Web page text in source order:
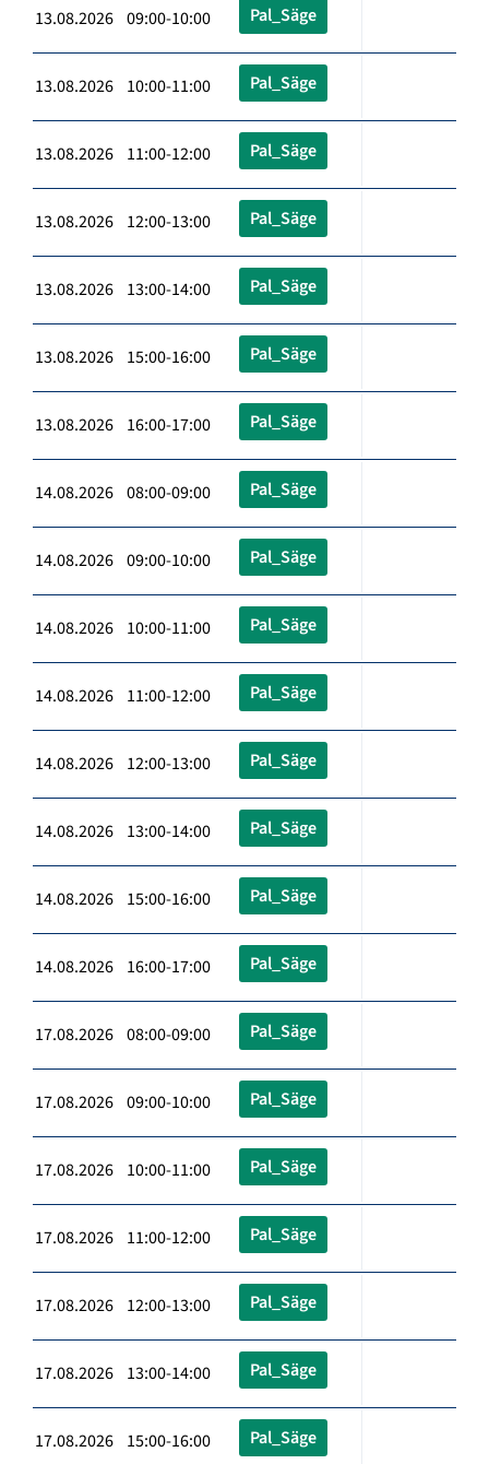
13.08.2026 09:00-10:00 Pal_Säge
13.08.2026 10:00-11:00 Pal_Säge
13.08.2026 11:00-12:00 Pal_Säge
13.08.2026 12:00-13:00 Pal_Säge
13.08.2026 13:00-14:00 Pal_Säge
13.08.2026 15:00-16:00 Pal_Säge
13.08.2026 16:00-17:00 Pal_Säge
14.08.2026 08:00-09:00 Pal_Säge
14.08.2026 09:00-10:00 Pal_Säge
14.08.2026 10:00-11:00 Pal_Säge
14.08.2026 11:00-12:00 Pal_Säge
14.08.2026 12:00-13:00 Pal_Säge
14.08.2026 13:00-14:00 Pal_Säge
14.08.2026 15:00-16:00 Pal_Säge
14.08.2026 16:00-17:00 Pal_Säge
17.08.2026 08:00-09:00 Pal_Säge
17.08.2026 09:00-10:00 Pal_Säge
17.08.2026 10:00-11:00 Pal_Säge
17.08.2026 11:00-12:00 Pal_Säge
17.08.2026 12:00-13:00 Pal_Säge
17.08.2026 13:00-14:00 Pal_Säge
17.08.2026 15:00-16:00 Pal_Säge